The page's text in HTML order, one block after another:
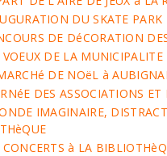
DU SKATE PARK
DE DéCORATION
VOEUX DE LA
DE NOëL à
DES ASSOCIATIONS
IMAGINAIRE,
CONCERTS à LA